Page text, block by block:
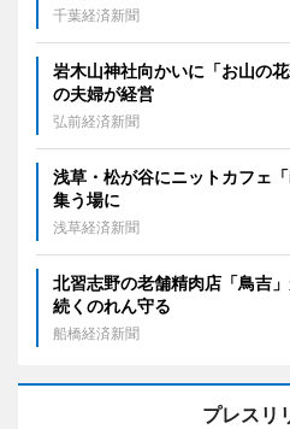
千葉経済新聞
岩木山神社向かいに「お山の
の夫婦が経営
弘前経済新聞
浅草・松が谷にニットカフ
集う場に
浅草経済新聞
北習志野の老舗精肉店「鳥吉
続くのれん守る
船橋経済新聞
プレスリ